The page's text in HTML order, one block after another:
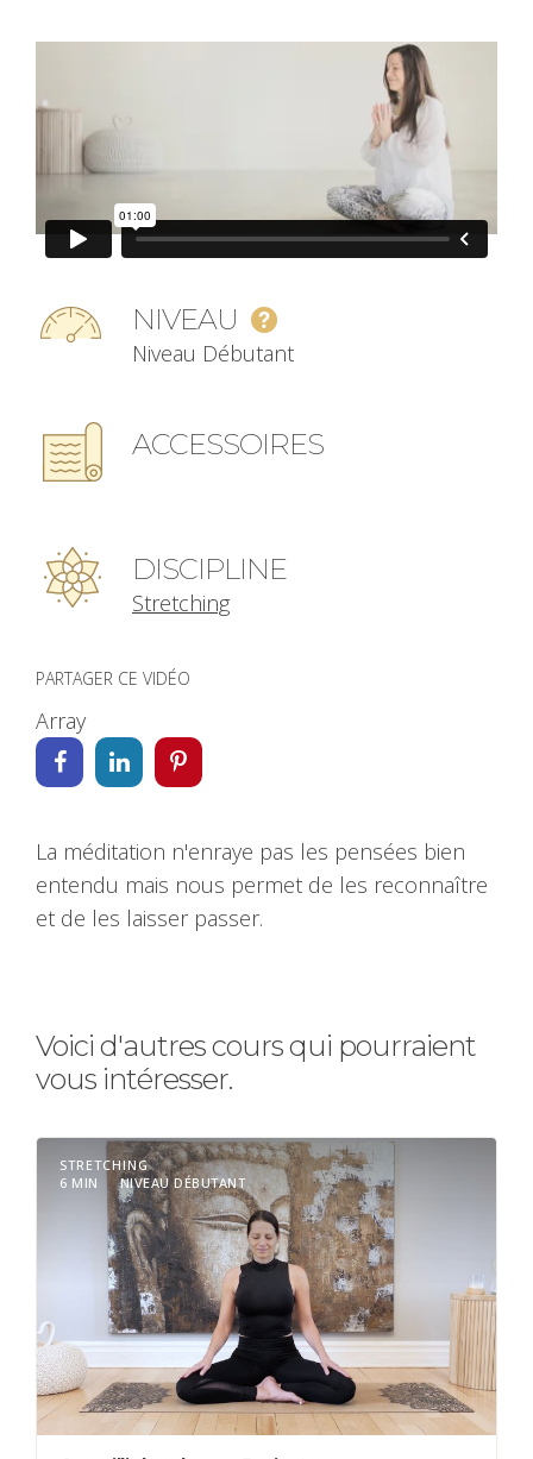
NIVEAU
Niveau Débutant
ACCESSOIRES
DISCIPLINE
Stretching
PARTAGER CE VIDÉO
Array
La méditation n'enraye pas les pensées bien
entendu mais nous permet de les reconnaître
et de les laisser passer.
Voici d'autres cours qui pourraient
vous intéresser.
STRETCHING
6 MIN
NIVEAU DÉBUTANT